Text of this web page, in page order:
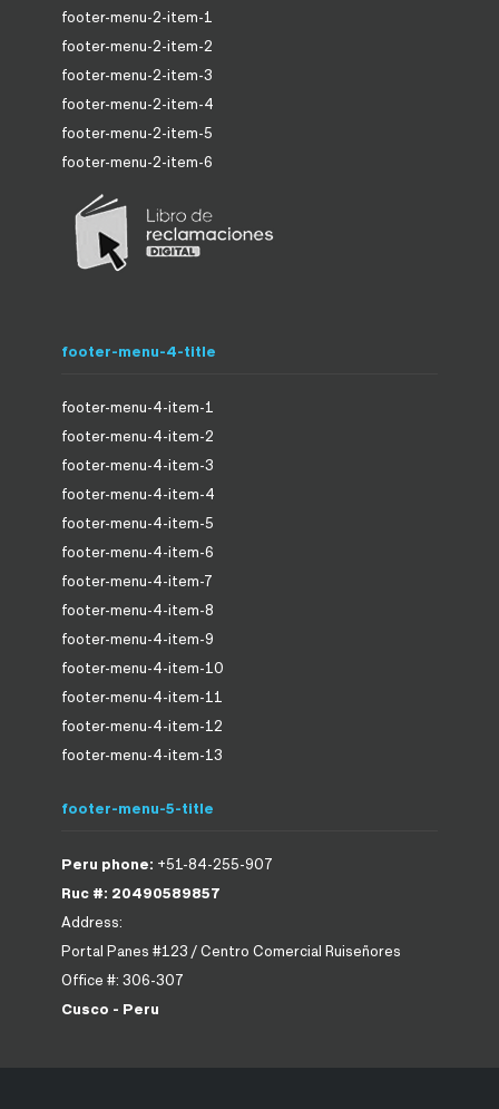
footer-menu-2-item-1
footer-menu-2-item-2
footer-menu-2-item-3
footer-menu-2-item-4
footer-menu-2-item-5
footer-menu-2-item-6
footer-menu-4-title
footer-menu-4-item-1
footer-menu-4-item-2
footer-menu-4-item-3
footer-menu-4-item-4
footer-menu-4-item-5
footer-menu-4-item-6
footer-menu-4-item-7
footer-menu-4-item-8
footer-menu-4-item-9
footer-menu-4-item-10
footer-menu-4-item-11
footer-menu-4-item-12
footer-menu-4-item-13
footer-menu-5-title
Peru phone: +51-84-255-907
Ruc #: 20490589857
Address:
Portal Panes #123 / Centro Comercial Ruiseñores
Office #: 306-307
Cusco - Peru